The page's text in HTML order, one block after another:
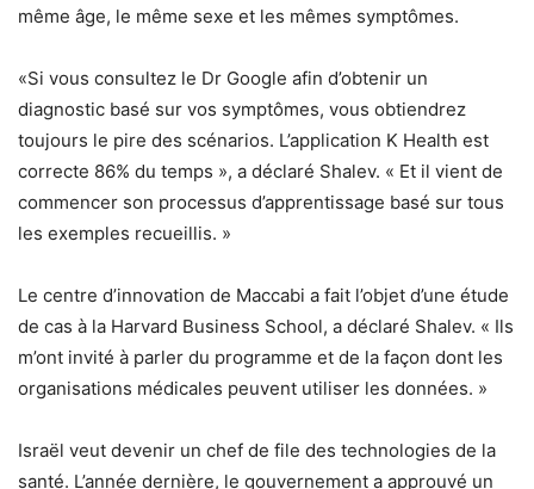
même âge, le même sexe et les mêmes symptômes.
«Si vous consultez le Dr Google afin d’obtenir un
diagnostic basé sur vos symptômes, vous obtiendrez
toujours le pire des scénarios. L’application K Health est
correcte 86% du temps », a déclaré Shalev. « Et il vient de
commencer son processus d’apprentissage basé sur tous
les exemples recueillis. »
Le centre d’innovation de Maccabi a fait l’objet d’une étude
de cas à la Harvard Business School, a déclaré Shalev. « Ils
m’ont invité à parler du programme et de la façon dont les
organisations médicales peuvent utiliser les données. »
Israël veut devenir un chef de file des technologies de la
santé. L’année dernière, le gouvernement a approuvé un